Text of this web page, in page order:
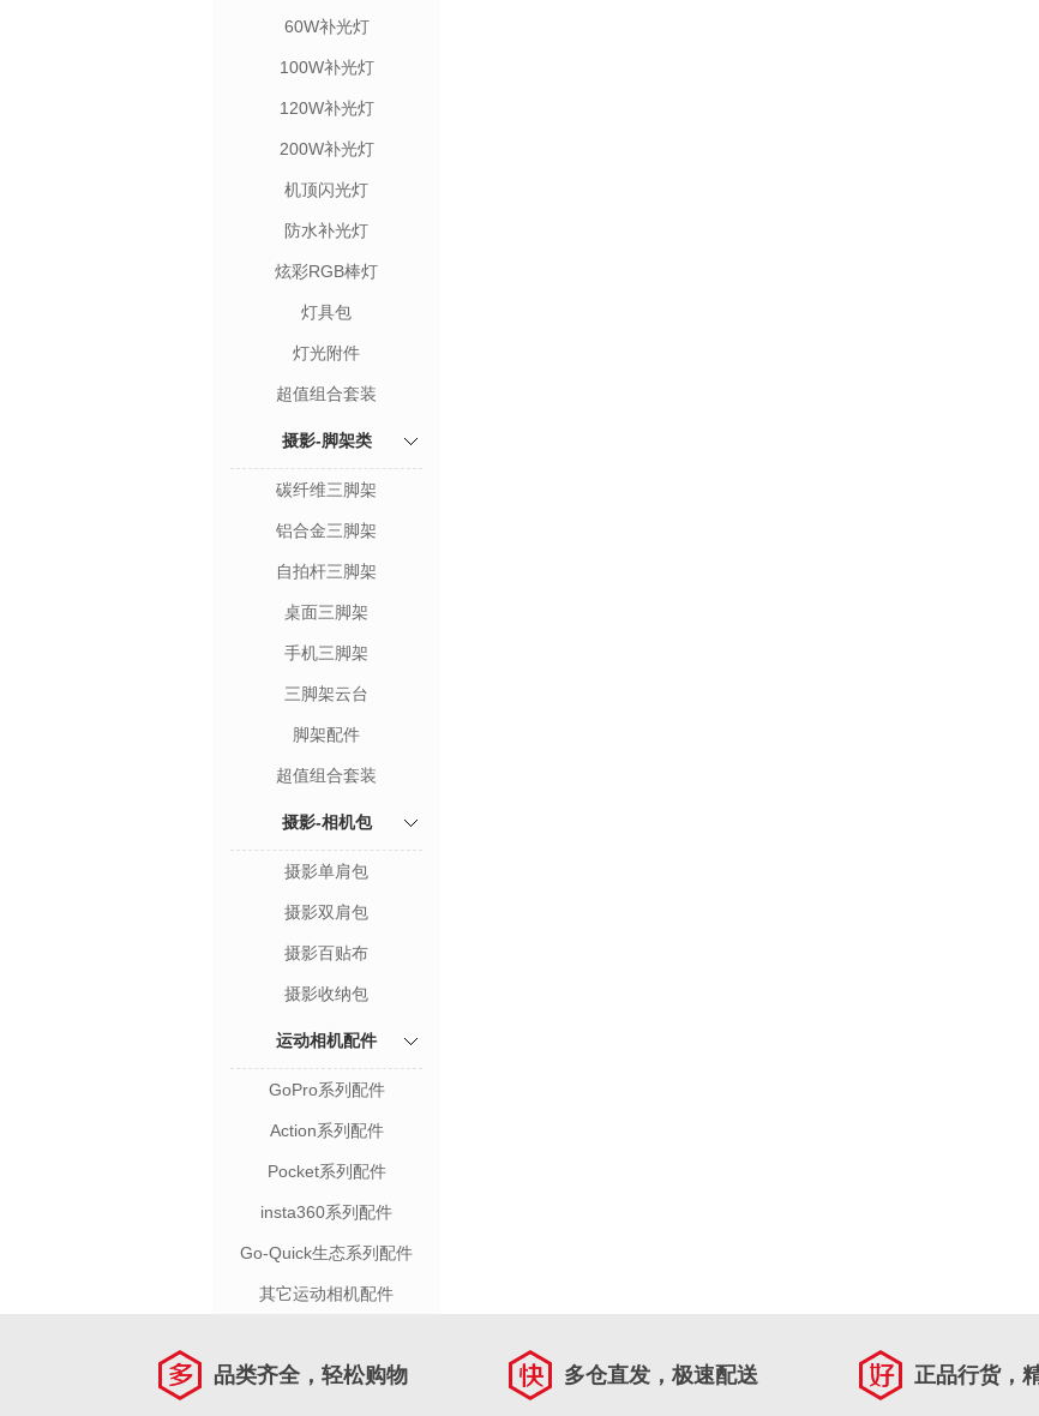
60W补光灯
100W补光灯
120W补光灯
200W补光灯
机顶闪光灯
防水补光灯
炫彩RGB棒灯
灯具包
灯光附件
超值组合套装
摄影-脚架类
碳纤维三脚架
铝合金三脚架
自拍杆三脚架
桌面三脚架
手机三脚架
三脚架云台
脚架配件
超值组合套装
摄影-相机包
摄影单肩包
摄影双肩包
摄影百贴布
摄影收纳包
运动相机配件
GoPro系列配件
Action系列配件
Pocket系列配件
insta360系列配件
Go-Quick生态系列配件
其它运动相机配件
品类齐全，轻松购物 多仓直发，极速配送 正品行货，